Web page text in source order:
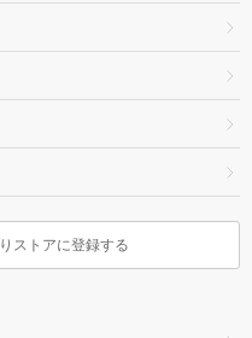
ストアに登録する